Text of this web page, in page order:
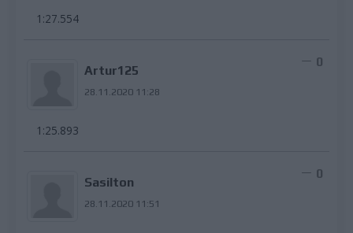
1:27.554
Artur125
28.11.2020 11:28
0
1:25.893
Sasilton
28.11.2020 11:51
0